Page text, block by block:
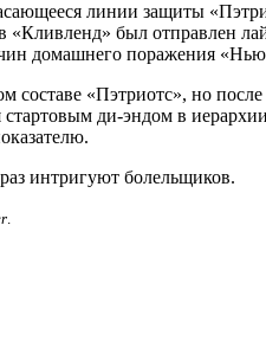
линии защиты
«Кливленд» был
домашнего поражения
составе «Пэтриотс», но
ди-эндом в
интригуют болельщиков.
.